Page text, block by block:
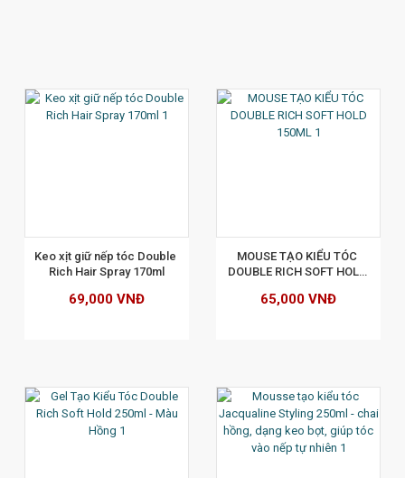
Keo xịt giữ nếp tóc Double
Rich Hair Spray 170ml
69,000 VNĐ
MOUSE TẠO KIỂU TÓC
DOUBLE RICH SOFT HOLD
65,000 VNĐ